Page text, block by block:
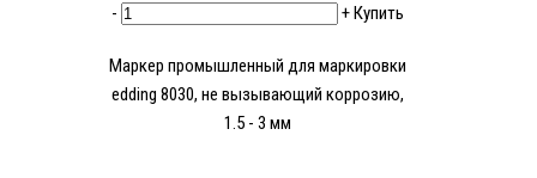
-
+Купить
Маркер промышленный для маркировки
edding 8030, не вызывающий коррозию,
1.5 - 3 мм